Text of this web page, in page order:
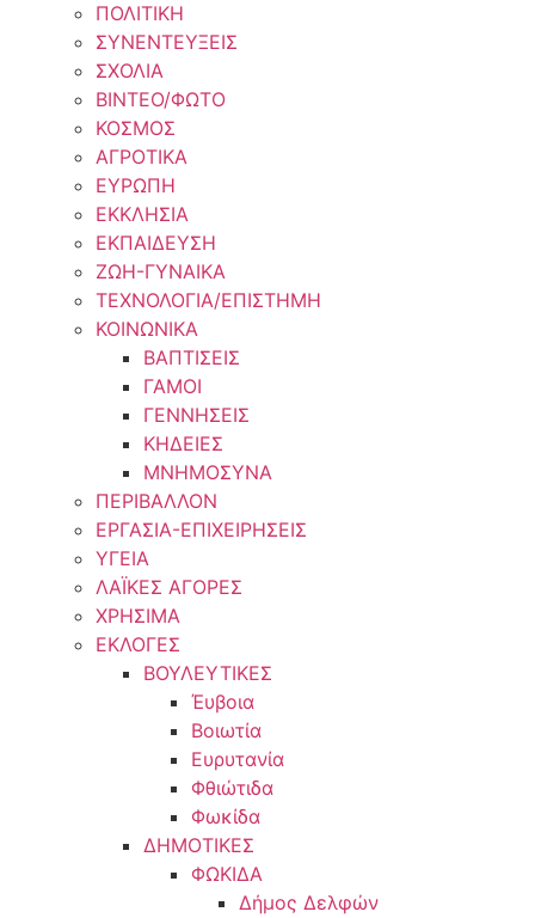
ΠΟΛΙΤΙΚΗ
ΣΥΝΕΝΤΕΥΞΕΙΣ
ΣΧΟΛΙΑ
ΒΙΝΤΕΟ/ΦΩΤΟ
ΚΟΣΜΟΣ
ΑΓΡΟΤΙΚΑ
ΕΥΡΩΠΗ
ΕΚΚΛΗΣΙΑ
ΕΚΠΑΙΔΕΥΣΗ
ΖΩΗ-ΓΥΝΑΙΚΑ
ΤΕΧΝΟΛΟΓΙΑ/ΕΠΙΣΤΗΜΗ
ΚΟΙΝΩΝΙΚΑ
ΒΑΠΤΙΣΕΙΣ
ΓΑΜΟΙ
ΓΕΝΝΗΣΕΙΣ
ΚΗΔΕΙΕΣ
ΜΝΗΜΟΣΥΝΑ
ΠΕΡΙΒΑΛΛΟΝ
ΕΡΓΑΣΙΑ-ΕΠΙΧΕΙΡΗΣΕΙΣ
ΥΓΕΙΑ
ΛΑΪΚΕΣ ΑΓΟΡΕΣ
ΧΡΗΣΙΜΑ
ΕΚΛΟΓΕΣ
ΒΟΥΛΕΥΤΙΚΕΣ
Έυβοια
Βοιωτία
Ευρυτανία
Φθιώτιδα
Φωκίδα
ΔΗΜΟΤΙΚΕΣ
ΦΩΚΙΔΑ
Δήμος Δελφών